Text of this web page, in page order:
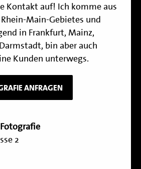
Kontakt auf! Ich komme aus
Main-Gebietes und
in Frankfurt, Mainz,
bin aber auch
Kunden unterwegs.
ANFRAGEN
2